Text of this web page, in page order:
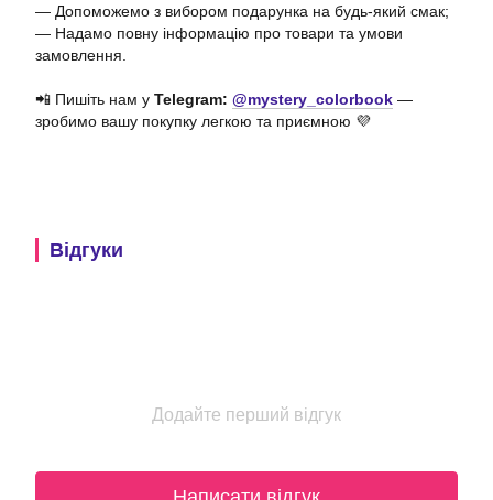
— Допоможемо з вибором подарунка на будь-який смак;
— Надамо повну інформацію про товари та умови
замовлення.
📲 Пишіть нам у Telegram: @mystery_colorbook —
зробимо вашу покупку легкою та приємною 💜
Відгуки
Додайте перший відгук